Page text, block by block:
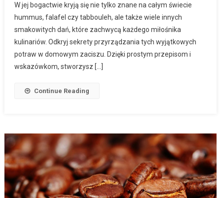
W jej bogactwie kryją się nie tylko znane na całym świecie
hummus, falafel czy tabbouleh, ale także wiele innych
smakowitych dań, które zachwycą każdego miłośnika
kulinariów. Odkryj sekrety przyrządzania tych wyjątkowych
potraw w domowym zaciszu. Dzięki prostym przepisom i
wskazówkom, stworzysz […]
Continue Reading